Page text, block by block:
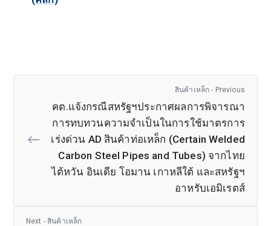
สินค้าเหล็ก - Previous
คต.แจ้งกรณีสหรัฐฯประกาศผลการพิจารณา
การทบทวนความจำเป็นในการใช้มาตรการ
เร่งด่วน AD สินค้าท่อเหล็ก (Certain Welded
Carbon Steel Pipes and Tubes) จากไทย
ไต้หวัน อินเดีย โอมาน เกาหลีใต้ และสหรัฐฯ
อาหรับเอมิเรตส์
Next - สินค้าเหล็ก